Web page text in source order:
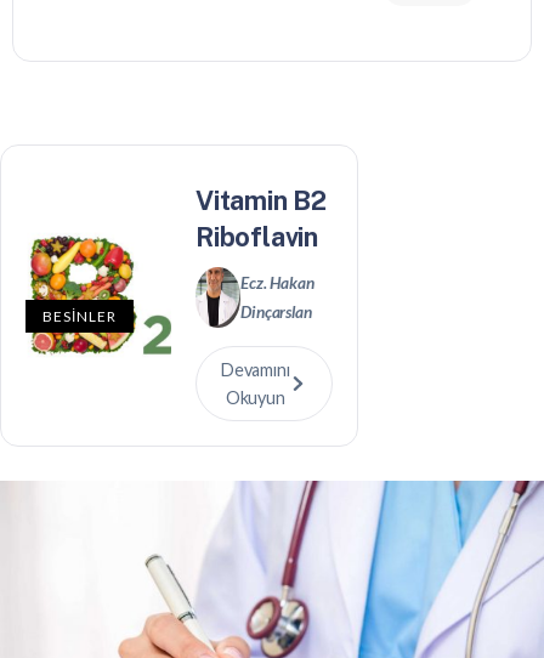
BESİNLER
Vitamin B2
Riboflavin
Ecz. Hakan
Dinçarslan
Devamını
Okuyun